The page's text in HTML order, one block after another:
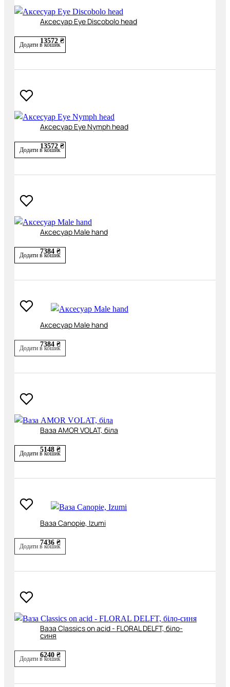
Аксесуар Eye Discobolo head
13572 ₴
Додати в кошик
Аксесуар Eye Nymph head
13572 ₴
Додати в кошик
Аксесуар Male hand
7384 ₴
Додати в кошик
Аксесуар Male hand
7384 ₴
Додати в кошик
Ваза AMOR VOLAT, біла
5148 ₴
Додати в кошик
Ваза Canopie, Izumi
7436 ₴
Додати в кошик
Ваза Classics on acid - FLORAL DELFT, біло-
синя
6240 ₴
Додати в кошик